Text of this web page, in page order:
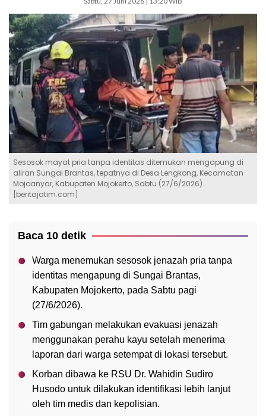
Sesosok mayat pria tanpa identitas ditemukan mengapung di
aliran Sungai Brantas, tepatnya di Desa Lengkong, Kecamatan
Mojoanyar, Kabupaten Mojokerto, Sabtu (27/6/2026).
[beritajatim.com]
Baca 10 detik
Warga menemukan sesosok jenazah pria tanpa
identitas mengapung di Sungai Brantas,
Kabupaten Mojokerto, pada Sabtu pagi
(27/6/2026).
Tim gabungan melakukan evakuasi jenazah
menggunakan perahu kayu setelah menerima
laporan dari warga setempat di lokasi tersebut.
Korban dibawa ke RSU Dr. Wahidin Sudiro
Husodo untuk dilakukan identifikasi lebih lanjut
oleh tim medis dan kepolisian.